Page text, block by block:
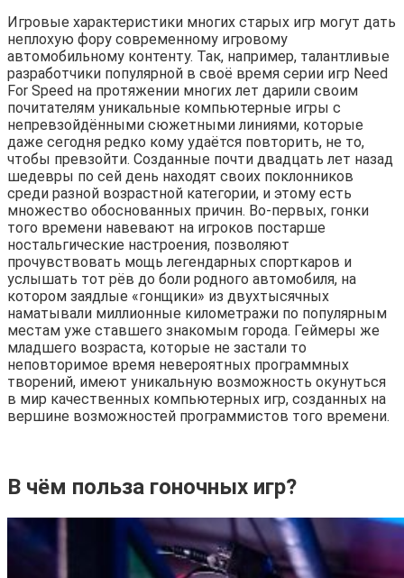
Игровые характеристики многих старых игр могут дать
неплохую фору современному игровому
автомобильному контенту. Так, например, талантливые
разработчики популярной в своё время серии игр Need
For Speed на протяжении многих лет дарили своим
почитателям уникальные компьютерные игры с
непревзойдёнными сюжетными линиями, которые
даже сегодня редко кому удаётся повторить, не то,
чтобы превзойти. Созданные почти двадцать лет назад
шедевры по сей день находят своих поклонников
среди разной возрастной категории, и этому есть
множество обоснованных причин. Во-первых, гонки
того времени навевают на игроков постарше
ностальгические настроения, позволяют
прочувствовать мощь легендарных спорткаров и
услышать тот рёв до боли родного автомобиля, на
котором заядлые «гонщики» из двухтысячных
наматывали миллионные километражи по популярным
местам уже ставшего знакомым города. Геймеры же
младшего возраста, которые не застали то
неповторимое время невероятных программных
творений, имеют уникальную возможность окунуться
в мир качественных компьютерных игр, созданных на
вершине возможностей программистов того времени.
В чём польза гоночных игр?